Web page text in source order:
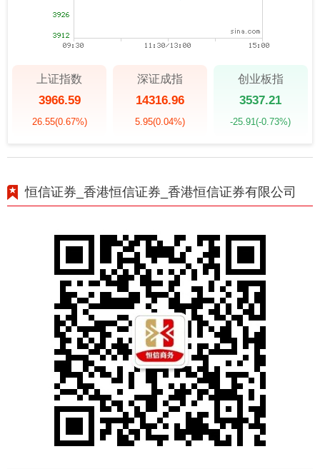
上证指数
3966.59
26.55(0.67%)
深证成指
14316.96
5.95(0.04%)
创业板指
3537.21
-25.91(-0.73%)
恒信证券_香港恒信证券_香港恒信证券有限公司